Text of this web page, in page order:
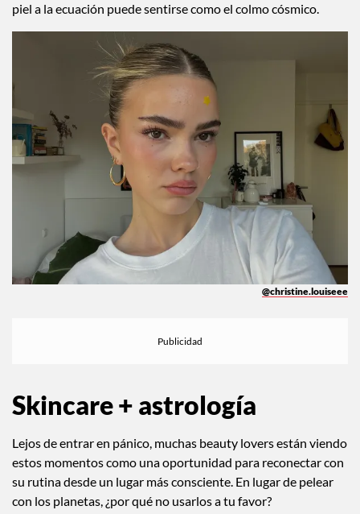
piel a la ecuación puede sentirse como el colmo cósmico.
@christine.louiseee
Skincare + astrología
Lejos de entrar en pánico, muchas beauty lovers están viendo
estos momentos como una oportunidad para reconectar con
su rutina desde un lugar más consciente. En lugar de pelear
con los planetas, ¿por qué no usarlos a tu favor?